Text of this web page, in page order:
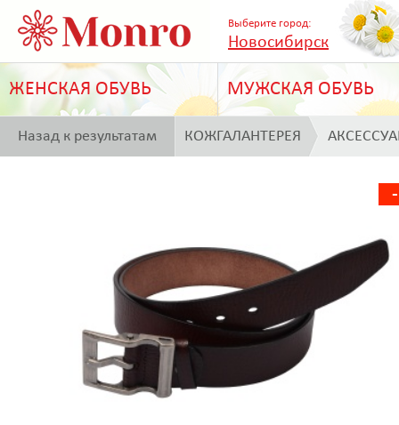
Выберите город:
Новосибирск
ЖЕНСКАЯ ОБУВЬ МУЖСКАЯ ОБУВЬ
Назад к результатам КОЖГАЛАНТЕРЕЯ